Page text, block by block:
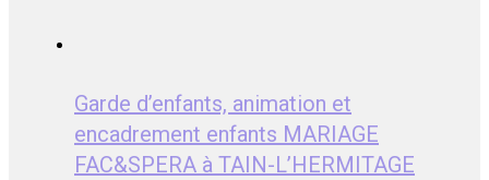
Garde d’enfants, animation et
encadrement enfants MARIAGE
FAC&SPERA à TAIN-L’HERMITAGE